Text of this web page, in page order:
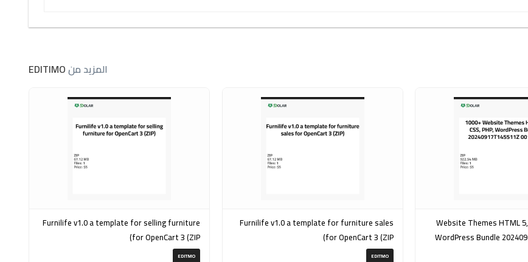
المزيد منEDITIMO
1000+ Website Themes HTML
WordPress Bundle
Furnilife v1.0 a template for furniture sales
for OpenCart 3 (ZIP)
EDITMO
Furnilife v1.0 a template for selling furniture
for OpenCart 3 (ZIP)
EDITMO